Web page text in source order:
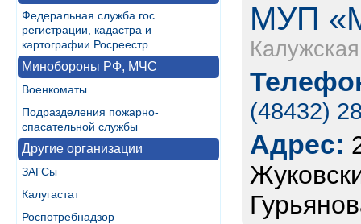
Федеральная служба гос.
регистрации, кадастра и
картографии Росреестр
Минобороны РФ, МЧС
Военкоматы
Подразделения пожарно-
спасательной службы
Другие организации
ЗАГСы
Калугастат
Роспотребнадзор
МУП
(48432)
Адрес: